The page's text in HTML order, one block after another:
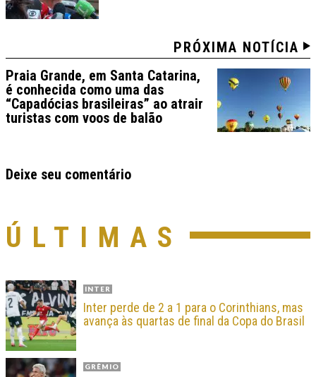
PRÓXIMA NOTÍCIA
Praia Grande, em Santa Catarina,
é conhecida como uma das
“Capadócias brasileiras” ao atrair
turistas com voos de balão
Deixe seu comentário
ÚLTIMAS
INTER
Inter perde de 2 a 1 para o Corinthians, mas
avança às quartas de final da Copa do Brasil
GRÊMIO